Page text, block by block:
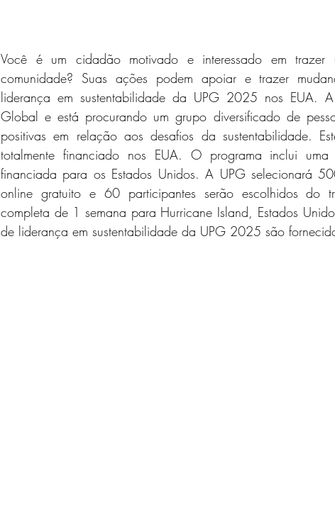
Você é um cidadão motivado e interessado em trazer
comunidade? Suas ações podem apoiar e trazer
liderança em sustentabilidade da UPG 2025 nos EUA.
Global e está procurando um grupo diversificado de
positivas em relação aos desafios da sustentabilidade.
totalmente financiado nos EUA. O programa inclui
financiada para os Estados Unidos. A UPG selecionará
online gratuito e 60 participantes serão escolhidos do
completa de 1 semana para Hurricane Island, Estados
de liderança em sustentabilidade da UPG 2025 são